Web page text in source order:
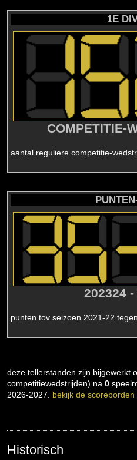
1E
COMPETITIE-
aantal reguliere competitie-
202324
punten tov seizoen 2021-22
deze tellerstanden zijn bijgewerkt
competitiewedstrijden) na 0
2026-2027. bekijk de scoreborden
Historisch